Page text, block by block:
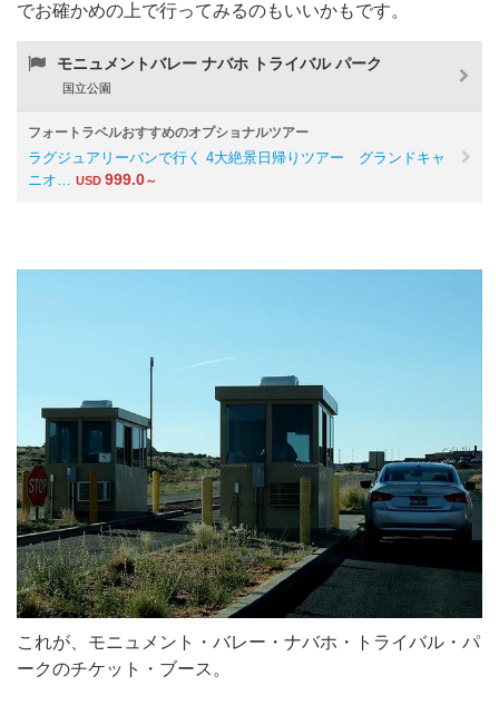
でお確かめの上で行ってみるのもいいかもです。
モニュメントバレー ナバホ トライバル パーク
国立公園
フォートラベルおすすめのオプショナルツアー
ラグジュアリーバンで行く 4大絶景日帰りツアー グランドキャ
ニオ… USD 999.0～
これが、モニュメント・バレー・ナバホ・トライバル・パ
ークのチケット・ブース。